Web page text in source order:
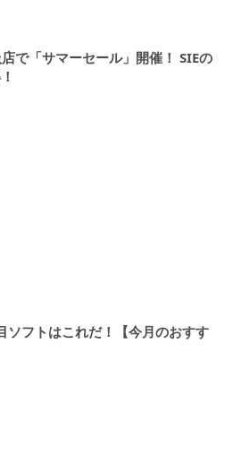
で「サマーセール」開催！ SIEの
フトはこれだ！【今月のおすす